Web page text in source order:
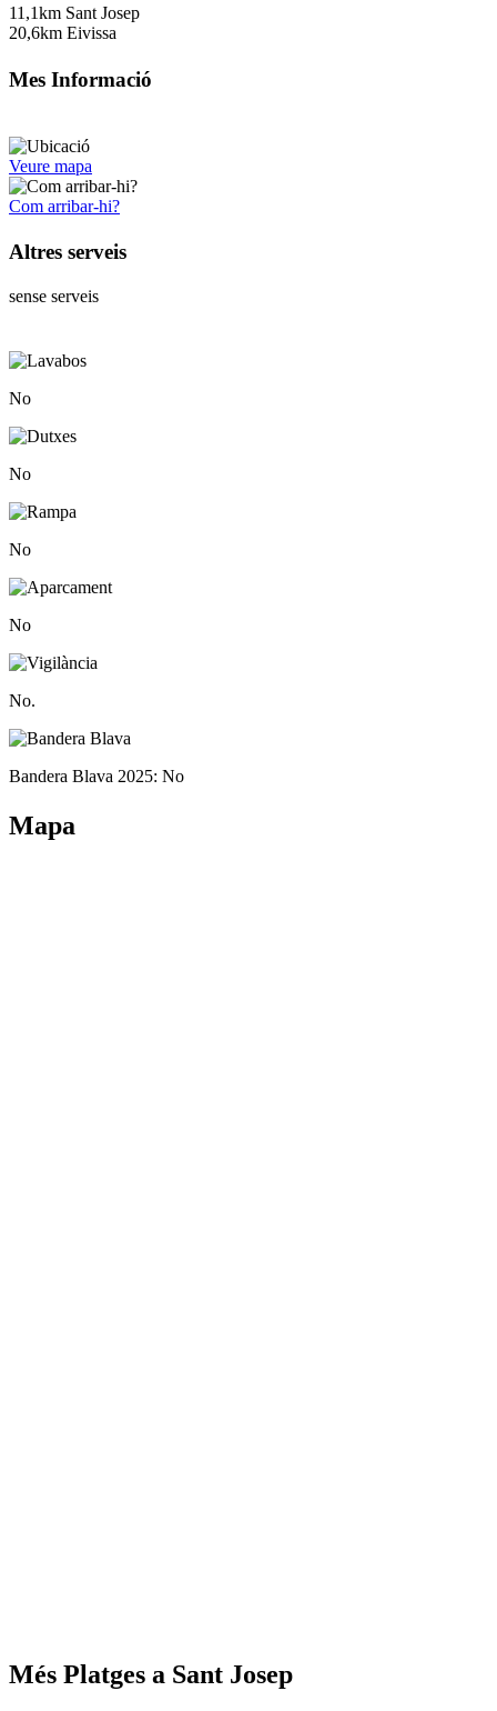
11,1km Sant Josep
20,6km Eivissa
Mes Informació
Veure mapa
Com arribar-hi?
Altres serveis
sense serveis
No
No
No
No
No.
Bandera Blava 2025: No
Mapa
Més Platges a Sant Josep